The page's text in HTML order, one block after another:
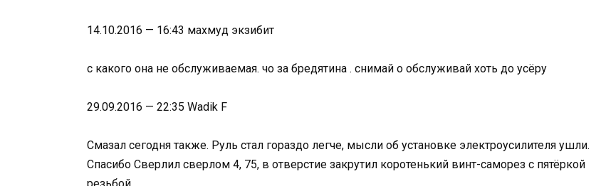
14.10.2016 — 16:43 махмуд экзибит
с какого она не обслуживаемая. чо за бредятина . снимай о обслуживай хоть до усёру
29.09.2016 — 22:35 Wadik F
Смазал сегодня также. Руль стал гораздо легче, мысли об установке электроусилителя ушли.
Спасибо Сверлил сверлом 4, 75, в отверстие закрутил коротенький винт-саморез с пятёркой